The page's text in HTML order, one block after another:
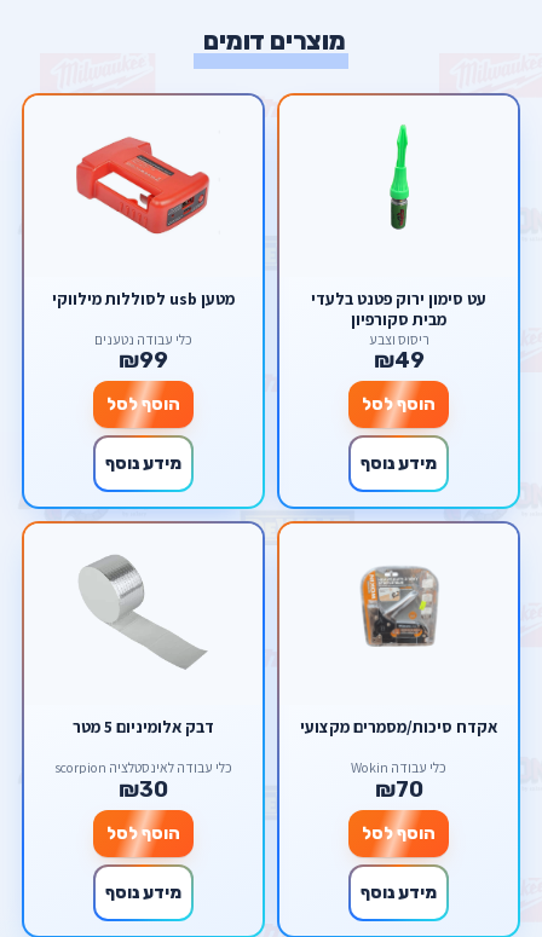
מוצרים דומים
עט סימון ירוק פטנט בלעדי
מבית סקורפיון
ריסוס וצבע
₪49
הוסף לסל
מידע נוסף
מטען usb לסוללות מילווקי
כלי עבודה נטענים
₪99
הוסף לסל
מידע נוסף
אקדח סיכות/מסמרים מקצועי
כלי עבודה Wokin
₪70
הוסף לסל
מידע נוסף
דבק אלומיניום 5 מטר
כלי עבודה לאינסטלציה scorpion
₪30
הוסף לסל
מידע נוסף